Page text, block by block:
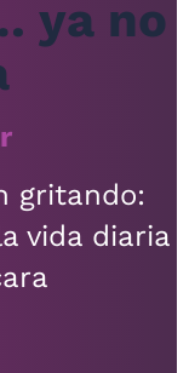
ya no
gritando:
vida diaria